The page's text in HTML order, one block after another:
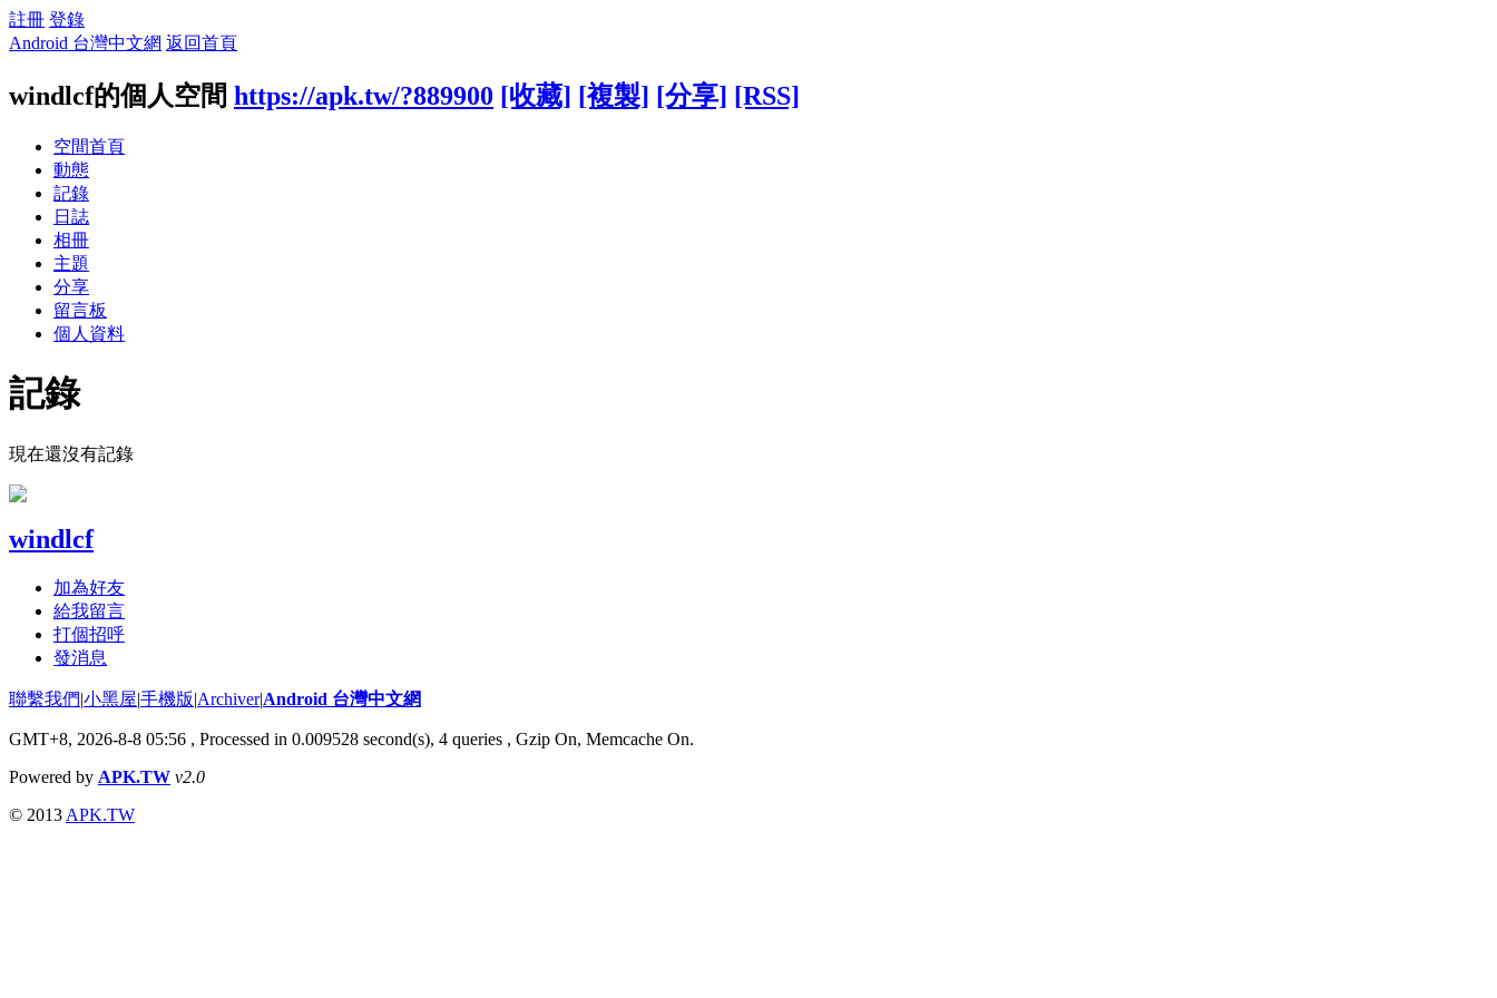
註冊 登錄
Android 台灣中文網 返回首頁
windlcf的個人空間 https://apk.tw/?889900 [收藏] [複製] [分享] [RSS]
空間首頁
動態
記錄
日誌
相冊
主題
分享
留言板
個人資料
記錄
現在還沒有記錄
windlcf
加為好友
給我留言
打個招呼
發消息
聯繫我們|小黑屋|手機版|Archiver|Android 台灣中文網
GMT+8, 2026-8-8 05:56 , Processed in 0.009528 second(s), 4 queries , Gzip On, Memcache On.
Powered by APK.TW v2.0
© 2013 APK.TW